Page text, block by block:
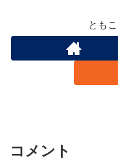
とも
コメント